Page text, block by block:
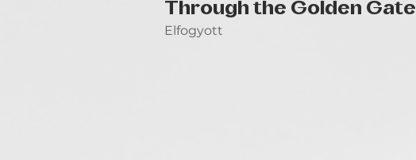
Through the Golden Gate
Elfogyott